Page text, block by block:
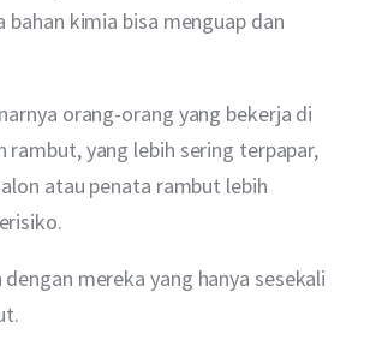
bahan kimia bisa menguap dan
orang-orang yang bekerja di
rambut, yang lebih sering terpapar,
atau penata rambut lebih
mereka yang hanya sesekali